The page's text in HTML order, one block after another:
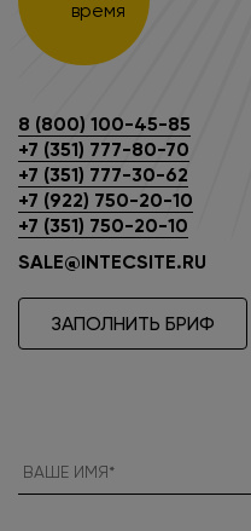
время
8 (800) 100-45-85
+7 (351) 777-80-70
+7 (351) 777-30-62
+7 (922) 750-20-10
+7 (351) 750-20-10
SALE@INTECSITE.RU
ЗАПОЛНИТЬ БРИФ